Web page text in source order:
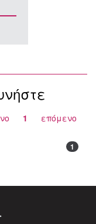
1 επόμενο
1